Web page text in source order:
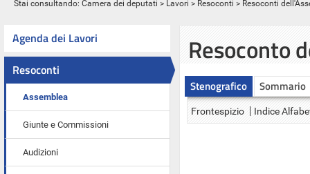
Stai consultando: Camera dei deputati > Lavori > Resoconti > Resoconti
Agenda dei Lavori
Resoconti
Assemblea
Giunte e Commissioni
Audizioni
Resoconto
Stenografico Sommario
Frontespizio Indice